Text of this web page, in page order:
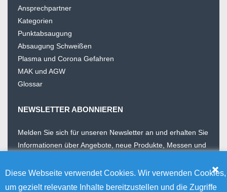
Diese Webseite verwendet Cookies. Wir verwenden Cookies,
um gezielt relevante Inhalte bereitzustellen und die Zugriffe
Ansprechpartner
Kategorien
Punktabsaugung
Absaugung Schweißen
Plasma und Corona Gefahren
MAK und AGW
Glossar
NEWSLETTER ABONNIEREN
Melden Sie sich für unseren Newsletter an und erhalten Sie
Informationen über Angebote, neue Produkte, Messen und
E-Mail Addresse